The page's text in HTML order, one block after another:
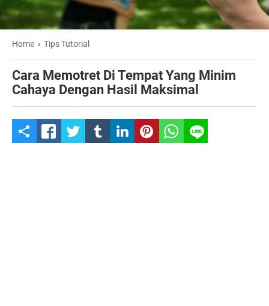
Home › Tips Tutorial
Cara Memotret Di Tempat Yang Minim
Cahaya Dengan Hasil Maksimal
S